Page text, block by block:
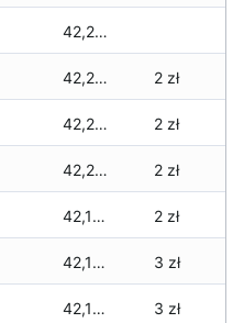
42,245 zł
42,245 zł 2 zł
42,245 zł 2 zł
42,245 zł 2 zł
42,145 zł 2 zł
42,145 zł 3 zł
42,145 zł 3 zł